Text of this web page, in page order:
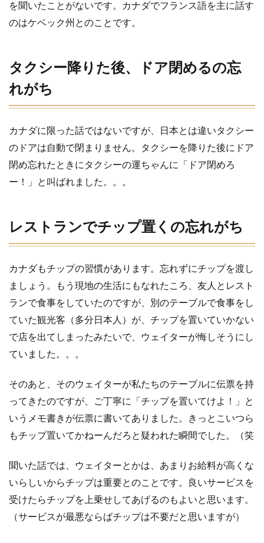
2
た
ドア
がち
レ
ス
で
チ
ッ
置
の
忘
が
ち
4
トイ
レ
（Box
の
方）
がス
落ち
着か
ない
雨
を聞いたことがないです。カナダでフランス語を主に話す
のはケベック州とのことです。
タクシー降りた後、ドア閉めるの忘
れがち
カナダに限った話ではないですが、日本とは違いタクシー
のドアは自動で閉まりません。タクシーを降りた後にドア
閉め忘れたときにタクシーの運ちゃんに「ドア閉めろ
ー！」と叫ばれました。。。
レストランでチップ置くの忘れがち
カナダもチップの習慣があります。忘れずにチップを渡し
ましょう。もう現地の生活にもなれたころ、友人とレスト
ランで食事をしていたのですが、別のテーブルで食事をし
ていた観光客（多分日本人）が、チップを置いていかない
で店を出てしまったみたいで、ウェイターが悔しそうにし
ていました。。。
そのあと、そのウェイターが私たちのテーブルに伝票を持
ってきたのですが、ご丁寧に「チップを置いてけよ！」と
いうメモ書きが伝票に書いてありました。きっとこいつら
もチップ置いてかねーんだろと疑われた瞬間でした。（笑
聞いた話では、ウェイターとかは、あまりお給料が高くな
いらしいからチップは重要とのことです。良いサービスを
受けたらチップを上乗せしてあげるのもよいと思います。
（サービスが最悪ならばチップは不要だと思いますが）